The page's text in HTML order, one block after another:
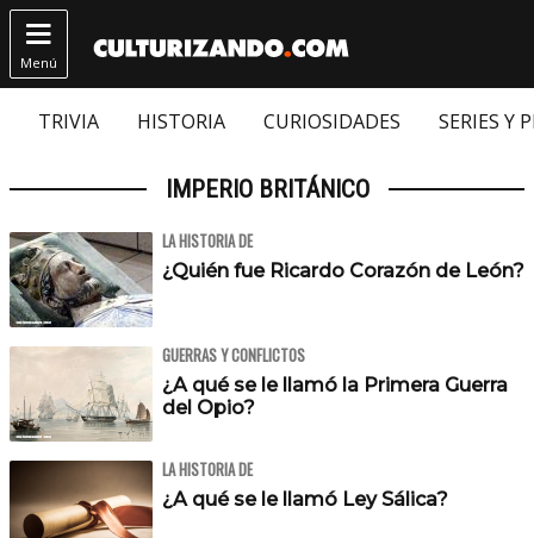

Menú
TRIVIA HISTORIA CURIOSIDADES SERIES Y
IMPERIO BRITÁNICO
LA HISTORIA DE
¿Quién fue Ricardo Corazón de León?
GUERRAS Y CONFLICTOS
¿A qué se le llamó la Primera Guerra
del Opio?
LA HISTORIA DE
¿A qué se le llamó Ley Sálica?